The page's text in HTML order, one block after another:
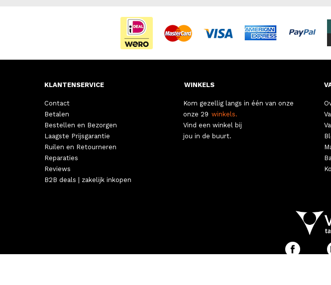
KLANTENSERVICE
Contact
Betalen
Bestellen en Bezorgen
Laagste Prijsgarantie
Ruilen en Retourneren
Reparaties
Reviews
B2B deals | zakelijk inkopen
WINKELS
Kom gezellig langs in één van onze
onze 29 winkels.
Vind een winkel bij
jou in de buurt.